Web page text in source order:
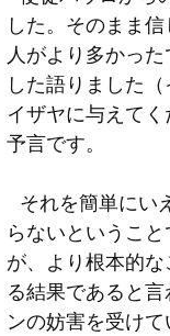
した。そのまま
人がより多かっ
した語りました
イザヤに与えて
予言です。
らないというこ
が、より根本的
る結果であると
ンの妨害を受け